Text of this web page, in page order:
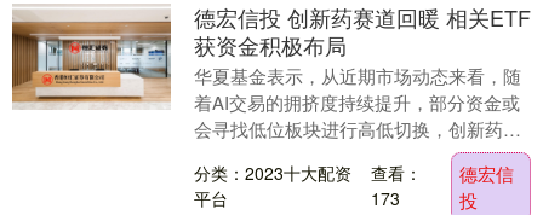
德宏信投 创新药赛道回暖 相关ETF
获资金积极布局
华夏基金表示，从近期市场动态来看，随
着AI交易的拥挤度持续提升，部分资金或
会寻找低位板块进行高低切换，创新药或
迎来新的配置窗口。 证券时报记者 王小芊
近期，在....
分类：2023十大配资
平台
查看：
173
德宏信
投